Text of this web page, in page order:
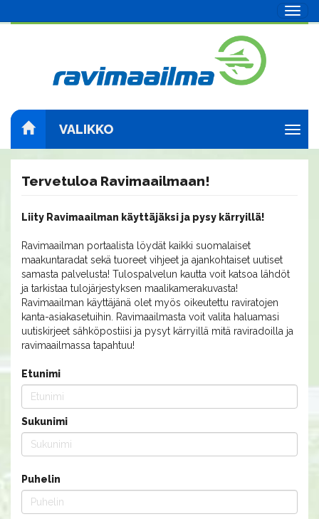
VALIKKO
Tervetuloa Ravimaailmaan!
Liity Ravimaailman käyttäjäksi ja pysy kärryillä!
Ravimaailman portaalista löydät kaikki suomalaiset
maakuntaradat sekä tuoreet vihjeet ja ajankohtaiset uutiset
samasta palvelusta! Tulospalvelun kautta voit katsoa lähdöt
ja tarkistaa tulojärjestyksen maalikamerakuvasta!
Ravimaailman käyttäjänä olet myös oikeutettu raviratojen
kanta-asiakasetuihin. Ravimaailmasta voit valita haluamasi
uutiskirjeet sähköpostiisi ja pysyt kärryillä mitä raviradoilla ja
ravimaailmassa tapahtuu!
Etunimi
Sukunimi
Puhelin